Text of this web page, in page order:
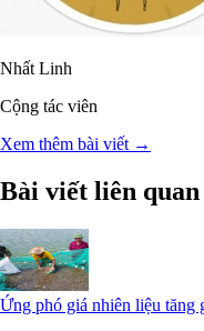
Nhất Linh
Cộng tác viên
Xem thêm bài viết →
Bài viết liên quan
Ứng phó giá nhiên liệu tăng